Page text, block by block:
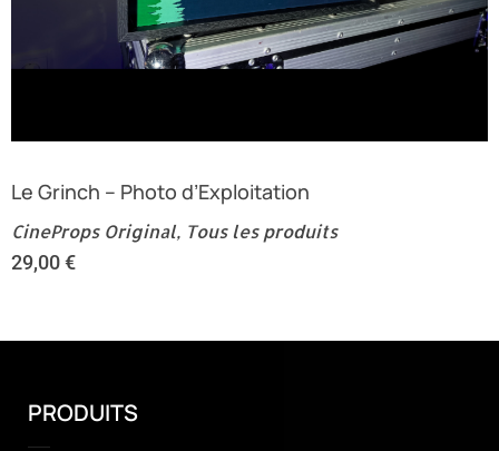
Le Grinch – Photo d’Exploitation
CineProps Original, Tous les produits
29,00€
PRODUITS